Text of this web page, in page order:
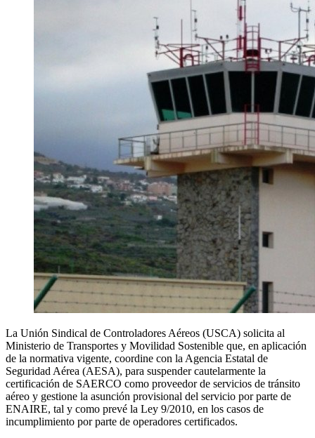
La Unión Sindical de Controladores Aéreos (USCA) solicita al
Ministerio de Transportes y Movilidad Sostenible que, en aplicación
de la normativa vigente, coordine con la Agencia Estatal de
Seguridad Aérea (AESA), para suspender cautelarmente la
certificación de SAERCO como proveedor de servicios de tránsito
aéreo y gestione la asunción provisional del servicio por parte de
ENAIRE, tal y como prevé la Ley 9/2010, en los casos de
incumplimiento por parte de operadores certificados.